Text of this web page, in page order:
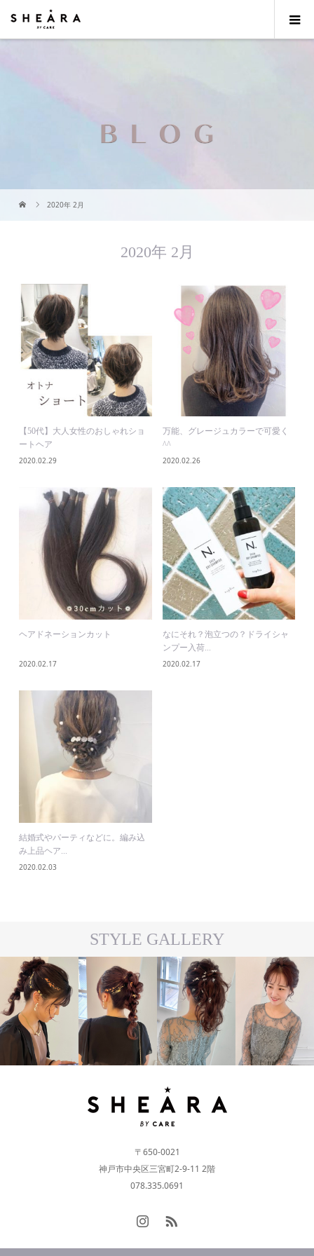
2020年 2月
2020年 2月
【50代】大人女性のおしゃれショ
ートヘア
2020.02.29
万能、グレージュカラーで可愛く
^^
2020.02.26
ヘアドネーションカット
2020.02.17
なにそれ？泡立つの？ドライシャ
ンプー入荷...
2020.02.17
結婚式やパーティなどに。編み込
み上品ヘア...
2020.02.03
STYLE GALLERY
#ARRANGE
#ARRANGE
〒650-0021
神戸市中央区三宮町2-9-11 2階
078.335.0691